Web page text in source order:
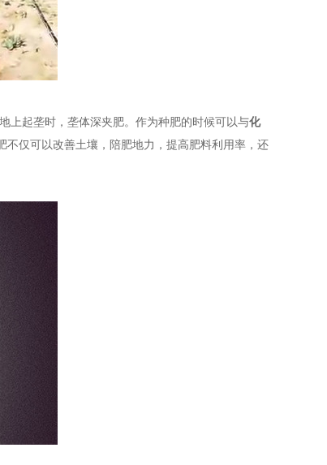
上起垄时，垄体深夹肥。作为种肥的时候可以与化
仅可以改善土壤，陪肥地力，提高肥料利用率，还